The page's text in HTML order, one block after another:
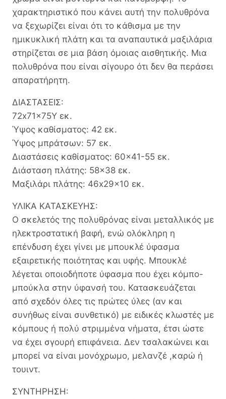
χαρακτηριστικό που κάνει αυτή την πολυθρόνα
να ξεχωρίζει είναι ότι το κάθισμα με την
ημικυκλική πλάτη και τα αναπαυτικά μαξιλάρια
στηρίζεται σε μια βάση όμοιας αισθητικής. Μια
πολυθρόνα που είναι σίγουρο ότι δεν θα περάσει
απαρατήρητη.
ΔΙΑΣΤΑΣΕΙΣ:
72x71x75Υ εκ.
Ύψος καθίσματος: 42 εκ.
Ύψος μπράτσων: 57 εκ.
Διαστάσεις καθίσματος: 60×41-55 εκ.
Διάσταση πλάτης: 58×38 εκ.
Μαξιλάρι πλάτης: 46x29x10 εκ.
ΥΛΙΚΑ ΚΑΤΑΣΚΕΥΗΣ:
Ο σκελετός της πολυθρόνας είναι μεταλλικός με
ηλεκτροστατική βαφή, ενώ ολόκληρη η
επένδυση έχει γίνει με μπουκλέ ύφασμα
εξαιρετικής ποιότητας και υφής. Μπουκλέ
λέγεται οποιοδήποτε ύφασμα που έχει κόμπο-
μπούκλα στην ύφανσή του. Κατασκευάζεται
από σχεδόν όλες τις πρώτες ύλες (αν και
συνήθως είναι συνθετικό) με ειδικές κλωστές με
κόμπους ή πολύ στριμμένα νήματα, έτσι ώστε
να έχει σγουρή επιφάνεια. Δεν τσαλακώνει και
μπορεί να είναι μονόχρωμο, μελανζέ ,καρώ ή
τουιντ.
ΣΥΝΤΗΡΗΣΗ: